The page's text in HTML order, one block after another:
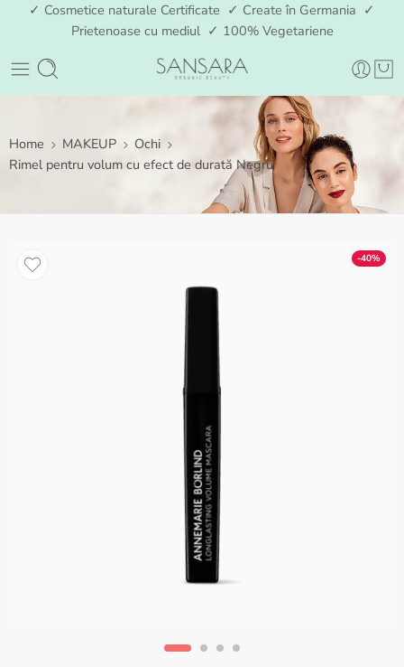
✓ Cosmetice naturale Certificate ✓ Create în Germania ✓
Prietenoase cu mediul ✓ 100% Vegetariene
Home MAKEUP
Ochi
Rimel pentru volum cu efect de durată Negru
-40%